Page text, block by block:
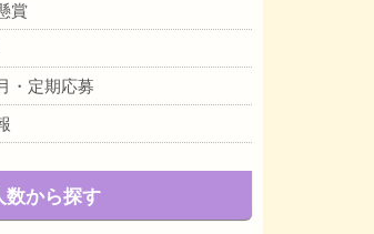
賞
・定期応募
数から探す